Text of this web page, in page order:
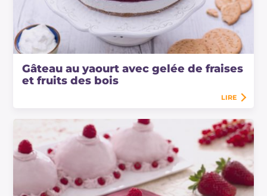
Gâteau au yaourt avec gelée de fraises
et fruits des bois
LIRE